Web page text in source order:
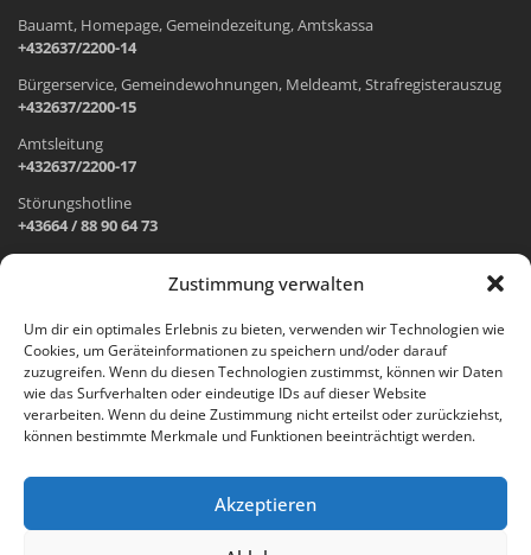
Zustimmung verwalten
Um dir ein optimales Erlebnis zu bieten, verwenden wir Technologien wie
Cookies, um Geräteinformationen zu speichern und/oder darauf
zuzugreifen. Wenn du diesen Technologien zustimmst, können wir Daten
wie das Surfverhalten oder eindeutige IDs auf dieser Website
verarbeiten. Wenn du deine Zustimmung nicht erteilst oder zurückziehst,
können bestimmte Merkmale und Funktionen beeinträchtigt werden.
Akzeptieren
Bauamt, Homepage, Gemeindezeitung, Amtskassa
+432637/2200-14
Bürgerservice, Gemeindewohnungen, Meldeamt, Strafregisterauszug
+432637/2200-15
Amtsleitung
+432637/2200-17
Störungshotline
+43664 / 88 90 64 73
Wr. Neustädter Straße 1
2733 Grünbach am Schneeberg
Öffnungszeiten Gemeindeamt:
Montag: 8.00 – 12.00 Uhr und 14.00 – 18.00 Uhr
Freitag: 8.00 – 12.00 Uhr
Email: